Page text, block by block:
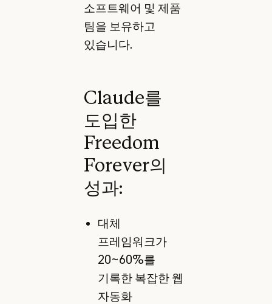
소프트웨어 및 제품
팀을 보유하고
있습니다.
Claude를
도입한
Freedom
Forever의
성과:
대체
프레임워크가
20~60%를
기록한 복잡한 웹
자동화